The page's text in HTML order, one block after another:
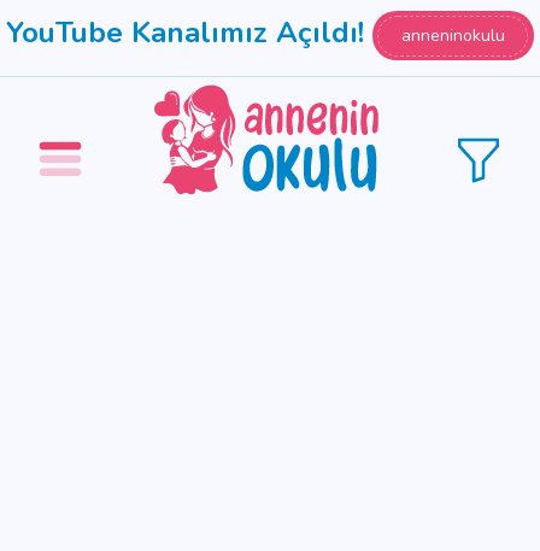
YouTube Kanalımız Açıldı! anneninokulu